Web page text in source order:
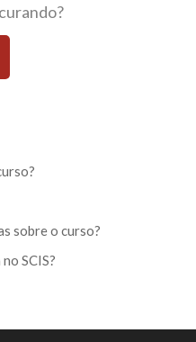
sobre o curso?
SCIS?